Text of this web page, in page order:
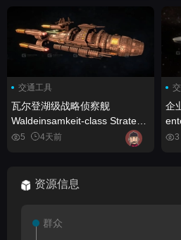
交通工具
瓦尔登湖级战略侦察舰
Waldeinsamkeit-class Strategic
Survey Vessel
5 4天前
企
3
资源信息
群众